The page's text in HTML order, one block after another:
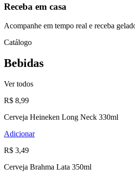
Receba em casa
Acompanhe em tempo real e receba
Catálogo
Bebidas
Ver todos
R$ 8,99
Cerveja Heineken Long Neck 330ml
Adicionar
R$ 3,49
Cerveja Brahma Lata 350ml